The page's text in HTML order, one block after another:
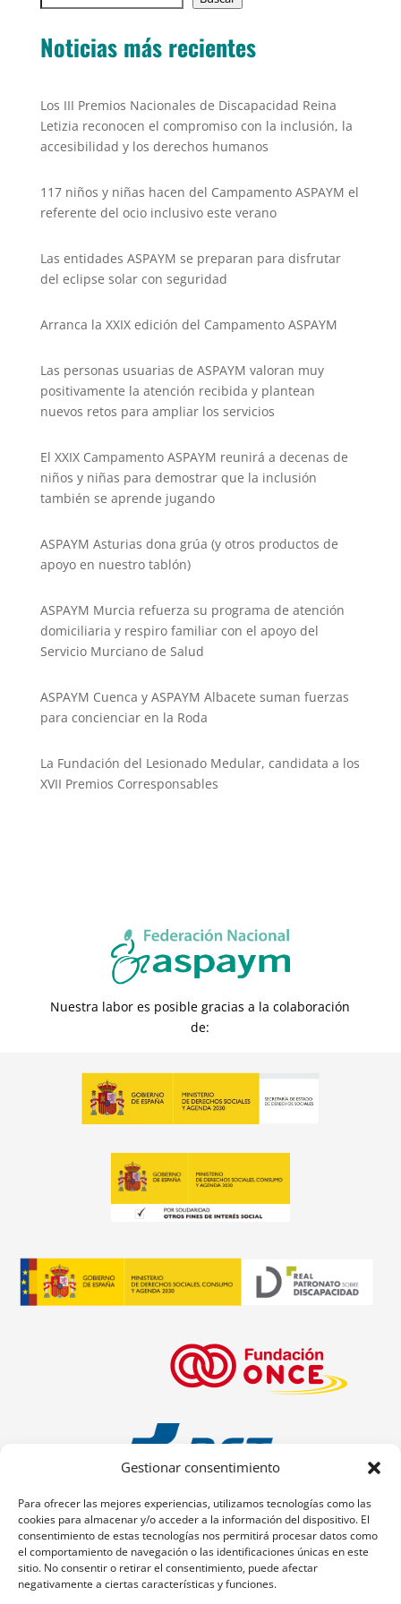
Gestionar consentimiento
Para ofrecer las mejores experiencias, utilizamos tecnologías como las
cookies para almacenar y/o acceder a la información del dispositivo. El
consentimiento de estas tecnologías nos permitirá procesar datos como
el comportamiento de navegación o las identificaciones únicas en este
sitio. No consentir o retirar el consentimiento, puede afectar
negativamente a ciertas características y funciones.
b
o
o
k
p
p
Noticias más recientes
Los III Premios Nacionales de Discapacidad Reina
Letizia reconocen el compromiso con la inclusión, la
accesibilidad y los derechos humanos
117 niños y niñas hacen del Campamento ASPAYM el
referente del ocio inclusivo este verano
Las entidades ASPAYM se preparan para disfrutar
del eclipse solar con seguridad
Arranca la XXIX edición del Campamento ASPAYM
Las personas usuarias de ASPAYM valoran muy
positivamente la atención recibida y plantean
nuevos retos para ampliar los servicios
El XXIX Campamento ASPAYM reunirá a decenas de
niños y niñas para demostrar que la inclusión
también se aprende jugando
ASPAYM Asturias dona grúa (y otros productos de
apoyo en nuestro tablón)
ASPAYM Murcia refuerza su programa de atención
domiciliaria y respiro familiar con el apoyo del
Servicio Murciano de Salud
ASPAYM Cuenca y ASPAYM Albacete suman fuerzas
para concienciar en la Roda
La Fundación del Lesionado Medular, candidata a los
XVII Premios Corresponsables
Nuestra labor es posible gracias a la colaboración
de: